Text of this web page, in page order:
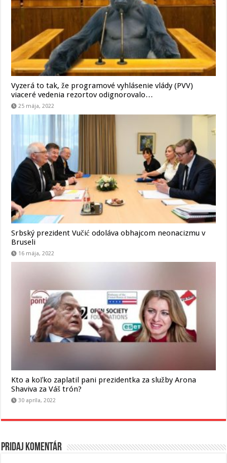
Vyzerá to tak, že programové vyhlásenie vlády (PVV)
viaceré vedenia rezortov odignorovalo…
25 mája, 2022
Srbský prezident Vučić odoláva obhajcom neonacizmu v
Bruseli
16 mája, 2022
Kto a koľko zaplatil pani prezidentka za služby Arona
Shaviva za Váš trón?
30 apríla, 2022
Pridaj komentár